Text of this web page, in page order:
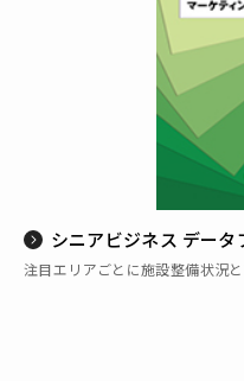
シニアビジネス デー
注目エリアごとに施設整備状況